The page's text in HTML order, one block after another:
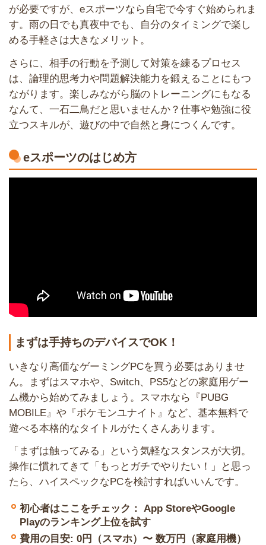
が必要ですが、eスポーツなら自宅で今すぐ始められま
す。雨の日でも真夜中でも、自分のタイミングで楽し
める手軽さは大きなメリット。
さらに、相手の行動を予測して対策を練るプロセス
は、論理的思考力や問題解決能力を鍛えることにもつ
ながります。楽しみながら脳のトレーニングにもなる
なんて、一石二鳥だと思いませんか？仕事や勉強に役
立つスキルが、遊びの中で自然と身につくんです。
eスポーツのはじめ方
まずは手持ちのデバイスでOK！
いきなり高価なゲーミングPCを買う必要はありませ
ん。まずはスマホや、Switch、PS5などの家庭用ゲー
ム機から始めてみましょう。スマホなら『PUBG
MOBILE』や『ポケモンユナイト』など、基本無料で
遊べる本格的なタイトルがたくさんあります。
「まずは触ってみる」という気軽なスタンスが大切。
操作に慣れてきて「もっとガチでやりたい！」と思っ
たら、ハイスペックなPCを検討すればいいんです。
初心者はここをチェック： App StoreやGoogle
Playのランキング上位を試す
費用の目安: 0円（スマホ）〜 数万円（家庭用機）